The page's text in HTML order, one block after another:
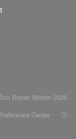
Repair Motion 2026
Center